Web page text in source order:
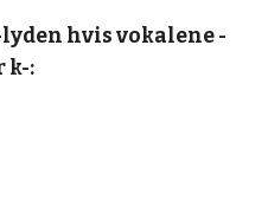
hvis vokalene -
k-: